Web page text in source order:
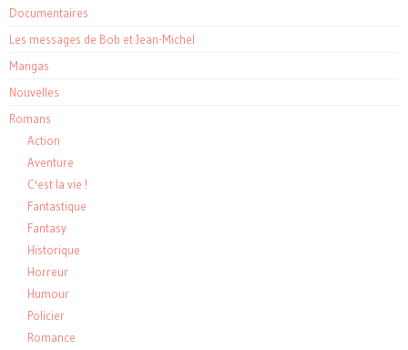
Documentaires
Les messages de Bob et Jean-Michel
Mangas
Nouvelles
Romans
Action
Aventure
C'est la vie !
Fantastique
Fantasy
Historique
Horreur
Humour
Policier
Romance